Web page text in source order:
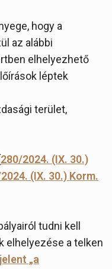
hogy a
az alábbi
elhelyezhető
léptek
terület,
280/2024. (IX. 30.)
(IX. 30.) Korm.
tudni kell
elhelyezése a telken
„a